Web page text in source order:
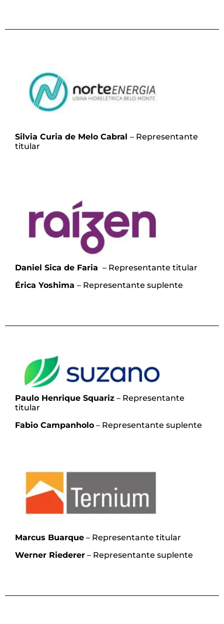
Silvia Curia de Melo Cabral – Representante
titular
Daniel Sica de Faria – Representante titular
Érica Yoshima – Representante suplente
Paulo Henrique Squariz – Representante
titular
Fabio Campanholo – Representante suplente
Marcus Buarque – Representante titular
Werner Riederer – Representante suplente